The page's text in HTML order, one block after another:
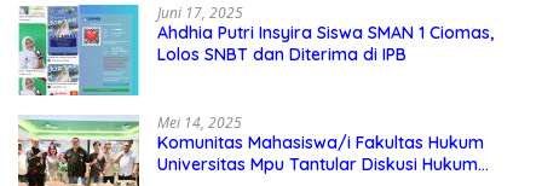
Juni 17, 2025
Ahdhia Putri Insyira Siswa SMAN 1 Ciomas,
Lolos SNBT dan Diterima di IPB
Mei 14, 2025
Komunitas Mahasiswa/i Fakultas Hukum
Universitas Mpu Tantular Diskusi Hukum